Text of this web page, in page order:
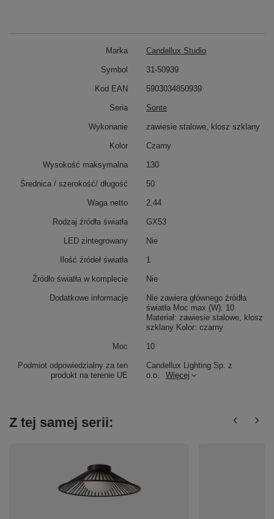
Marka Candellux Studio
Podmiot odpowiedzialny za ten
produkt na terenie UE
Candellux Lighting Sp. z
o.o.
Więcej
Symbol 31-50939
Kod EAN 5903034850939
Seria Sonte
Wykonanie zawiesie stalowe, klosz szklany
Kolor Czarny
Wysokość maksymalna 130
Średnica / szerokość/ długość 50
Waga netto 2,44
Rodzaj źródła światła GX53
LED zintegrowany Nie
Ilość źródeł światła 1
Źródło światła w komplecie Nie
Dodatkowe informacje
Nie zawiera głównego źródła
światła Moc max (W): 10
Materiał: zawiesie stalowe, klosz
szklany Kolor: czarny
Moc 10
Z tej samej serii: